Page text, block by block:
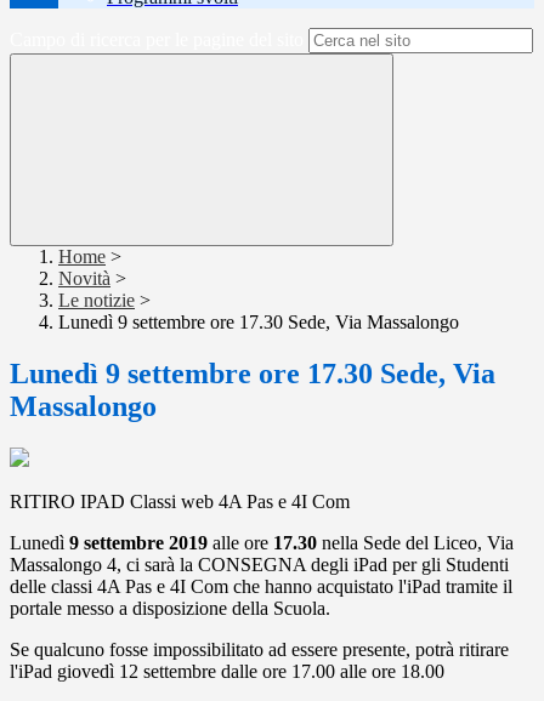
Home >
Novità >
Le notizie >
Lunedì 9 settembre ore 17.30 Sede, Via Massalongo
Lunedì 9 settembre ore 17.30 Sede, Via
Massalongo
RITIRO IPAD Classi web 4A Pas e 4I Com
Lunedì 9 settembre 2019 alle ore 17.30 nella Sede del Liceo, Via
Massalongo 4, ci sarà la CONSEGNA degli iPad per gli Studenti
delle classi 4A Pas e 4I Com che hanno acquistato l'iPad tramite il
portale messo a disposizione della Scuola.
Se qualcuno fosse impossibilitato ad essere presente, potrà ritirare
l'iPad giovedì 12 settembre dalle ore 17.00 alle ore 18.00